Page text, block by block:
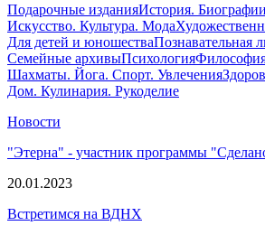
Подарочные изданияИстория.
Искусство. Культура. Мода
Для детей и юношестваПознавательная
Семейные архивыПсихология
Шахматы. Йога. Спорт. Увлечения
Дом. Кулинария. Рукоделие
Новости
"Этерна" - участник программы
20.01.2023
Встретимся на ВДНХ